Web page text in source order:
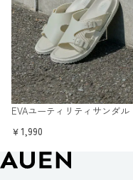
EVAユーティリティサンダル
￥1,990